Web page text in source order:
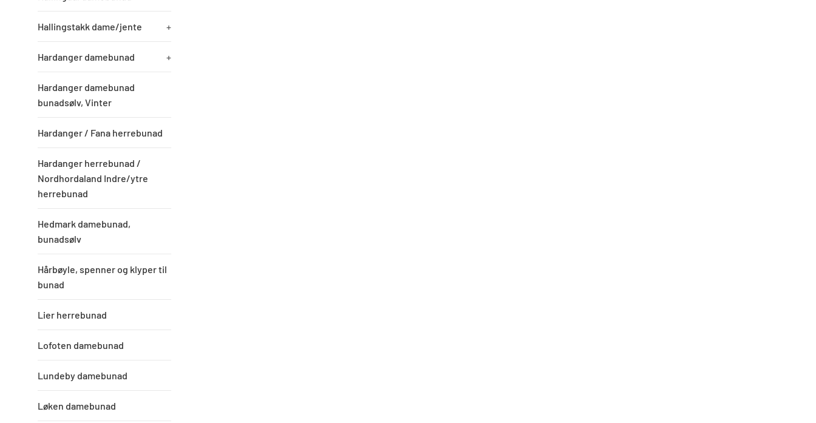
Hallingstakk dame/jente +
Hardanger damebunad +
Hardanger damebunad
bunadsølv, Vinter
Hardanger / Fana herrebunad
Hardanger herrebunad /
Nordhordaland Indre/ytre
herrebunad
Hedmark damebunad,
bunadsølv
Hårbøyle, spenner og klyper til
bunad
Lier herrebunad
Lofoten damebunad
Lundeby damebunad
Løken damebunad